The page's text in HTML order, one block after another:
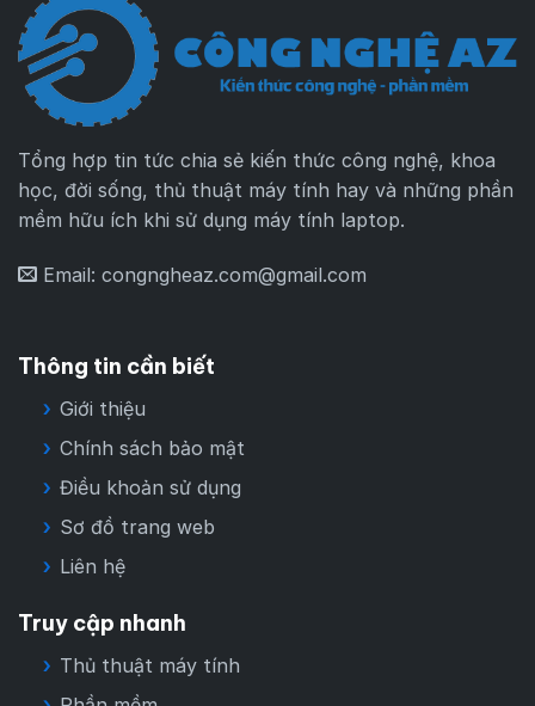
Tổng hợp tin tức chia sẻ kiến thức công nghệ, khoa
học, đời sống, thủ thuật máy tính hay và những phần
mềm hữu ích khi sử dụng máy tính laptop.
Email: congngheaz.com@gmail.com
Thông tin cần biết
Giới thiệu
Chính sách bảo mật
Điều khoản sử dụng
Sơ đồ trang web
Liên hệ
Truy cập nhanh
Thủ thuật máy tính